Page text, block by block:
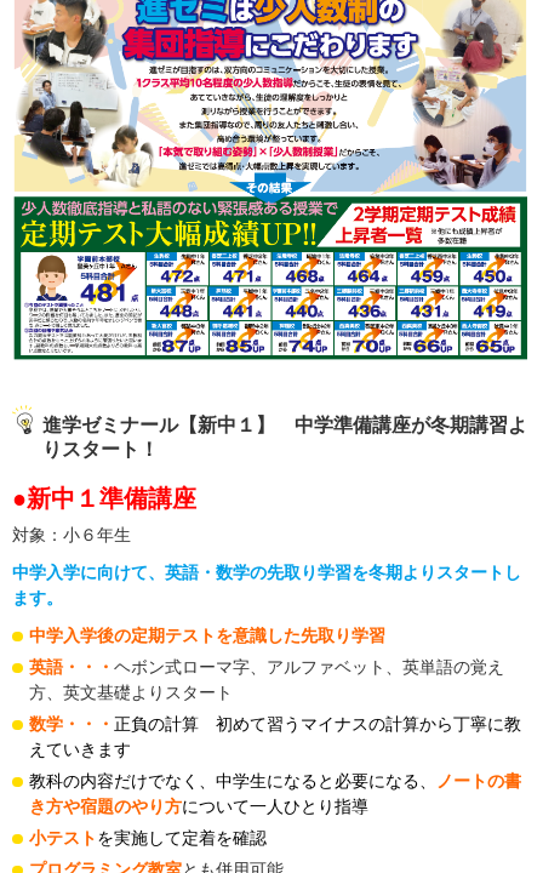
進学ゼミナール【新中１】 中学準備講座が冬期講習よ
りスタート！
●新中１準備講座
対象：小６年生
中学入学に向けて、英語・数学の先取り学習を冬期よりスタートし
ます。
中学入学後の定期テストを意識した先取り学習
英語・・・ヘボン式ローマ字、アルファベット、英単語の覚え
方、英文基礎よりスタート
数学・・・正負の計算 初めて習うマイナスの計算から丁寧に教
えていきます
教科の内容だけでなく、中学生になると必要になる、
ノートの書
き方や宿題のやり方について一人ひとり指導
小テストを実施して定着を確認
プログラミング教室とも併用可能